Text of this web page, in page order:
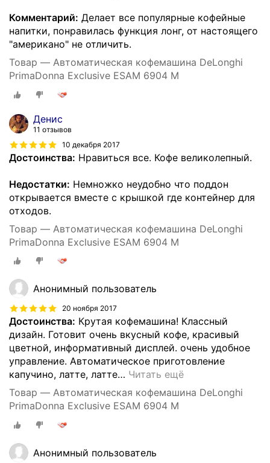
Комментарий: Делает все популярные кофейные
напитки, понравилась функция лонг, от настоящего
"американо" не отличить.
Товар — Автоматическая кофемашина DeLonghi
PrimaDonna Exclusive ESAM 6904 M
Денис
11 отзывов
10 декабря 2017
Достоинства: Нравиться все. Кофе великолепный.
Недостатки: Немножко неудобно что поддон
открывается вместе с крышкой где контейнер для
отходов.
Товар — Автоматическая кофемашина DeLonghi
PrimaDonna Exclusive ESAM 6904 M
Анонимный пользователь
20 ноября 2017
Достоинства: Крутая кофемашина! Классный
дизайн. Готовит очень вкусный кофе, красивый
цветной, информативный дисплей. очень удобное
управление. Автоматическое приготовление
капучино, латте, латте… Читать ещё
Товар — Автоматическая кофемашина DeLonghi
PrimaDonna Exclusive ESAM 6904 M
Анонимный пользователь